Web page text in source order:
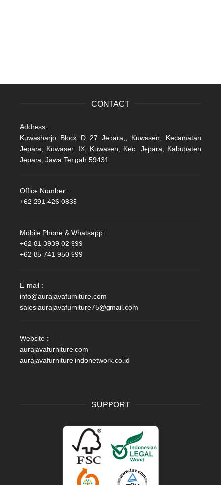
CONTACT
Address :
Kuwasharjo Block D 27 Jepara,, Kuwasen, Kecamatan
Jepara, Kuwasen IX, Kuwasen, Kec. Jepara, Kabupaten
Jepara, Jawa Tengah 59431
Office Number :
+62 291 426 0835
Mobile Phone & Whatsapp :
+62 81 3939 02 999
+62 85 741 950 999
E-mail :
info@aurajavafurniture.com
sales.aurajavafurniture75@gmail.com
Website :
aurajavafurniture.com
aurajavafurniture.indonetwork.co.id
SUPPORT